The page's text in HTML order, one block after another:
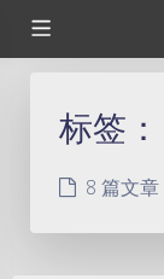
标签：
8 篇文章